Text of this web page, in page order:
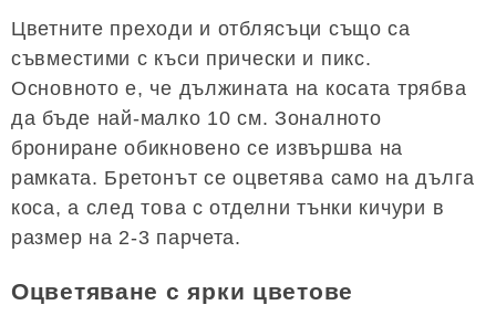
Цветните преходи и отблясъци също са
съвместими с къси прически и пикс.
Основното е, че дължината на косата трябва
да бъде най-малко 10 см. Зоналното
брониране обикновено се извършва на
рамката. Бретонът се оцветява само на дълга
коса, а след това с отделни тънки кичури в
размер на 2-3 парчета.
Оцветяване с ярки цветове